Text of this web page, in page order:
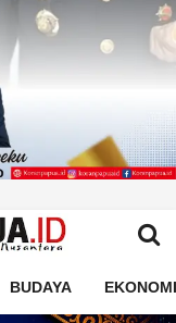
BUDAYA EKONOMI